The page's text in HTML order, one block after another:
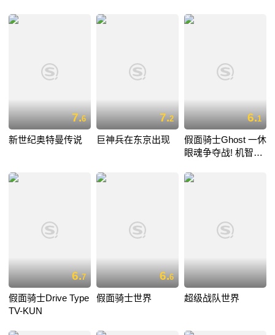
7.6
新世纪奥特曼传说
7.2
巨神兵在东京出现
6.1
假面骑士Ghost 一休
眼魂争夺战! 机智大
6.7
假面骑士Drive Type
TV-KUN
6.6
假面骑士世界 超级战队世界